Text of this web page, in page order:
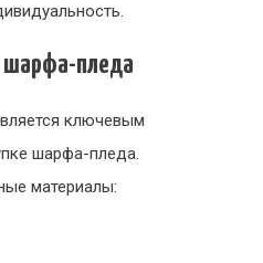
шарфа-пледа
ключевым
шарфа-пледа.
материалы: